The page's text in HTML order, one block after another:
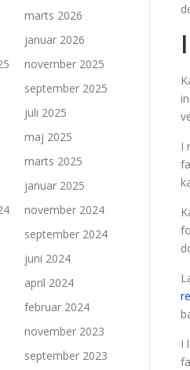
I
I
marts 2026
januar 2026
november 2025
september 2025
juli 2025
maj 2025
marts 2025
januar 2025
november 2024
september 2024
juni 2024
april 2024
februar 2024
november 2023
september 2023